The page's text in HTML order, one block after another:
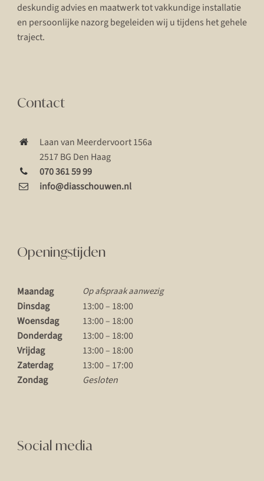
deskundig advies en maatwerk tot vakkundige installatie
en persoonlijke nazorg begeleiden wij u tijdens het gehele
traject.
Contact
Laan van Meerdervoort 156a
2517 BG Den Haag
070 361 59 99
info@diasschouwen.nl
Openingstijden
Maandag Op afspraak aanwezig
Dinsdag
13:00 – 18:00
Woensdag
13:00 – 18:00
Donderdag
13:00 – 18:00
Vrijdag
13:00 – 18:00
Zaterdag
13:00 – 17:00
Zondag
Gesloten
Social media